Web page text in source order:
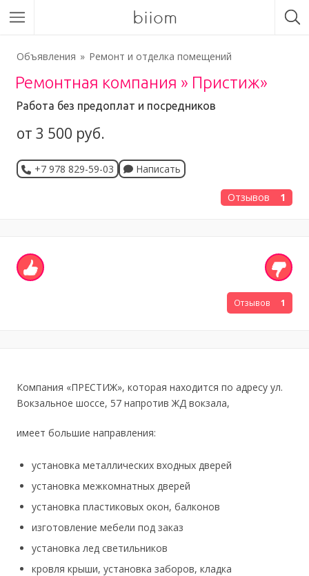
biiom
Объявления Ремонт и отделка помещений
Ремонтная компания » Пристиж»
Работа без предоплат и посредников
от 3 500 руб.
+7 978 829-59-03 Написать
Отзывов 1
Отзывов 1
Компания «ПРЕСТИЖ», которая находится по адресу ул.
Вокзальное шоссе, 57 напротив ЖД вокзала,
имеет большие направления:
установка металлических входных дверей
установка межкомнатных дверей
установка пластиковых окон, балконов
изготовление мебели под заказ
установка лед светильников
кровля крыши, установка заборов, кладка